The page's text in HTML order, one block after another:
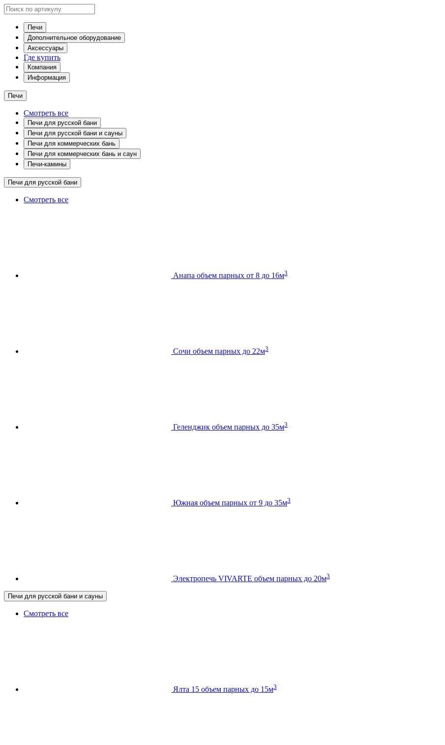
Печи
Дополнительное оборудование
Аксессуары
Где купить
Компания
Информация
Печи
Смотреть все
Печи для русской бани
Печи для русской бани и сауны
Печи для коммерческих бань
Печи для коммерческих бань и саун
Печи-камины
Печи для русской бани
Смотреть все
Анапа объем парных от 8 до 16м3
Сочи объем парных до 22м3
Геленджик объем парных до 35м3
Южная объем парных от 9 до 35м3
Электропечь VIVARTE объем парных до 20м3
Печи для русской бани и сауны
Смотреть все
Ялта 15 объем парных до 15м3